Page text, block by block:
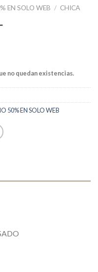
EN SOLO WEB / CHICA
no quedan existencias.
50% EN SOLO WEB